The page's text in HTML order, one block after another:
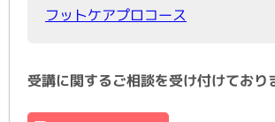
フットケアプロコース
受講に関するご相談を受け付けており